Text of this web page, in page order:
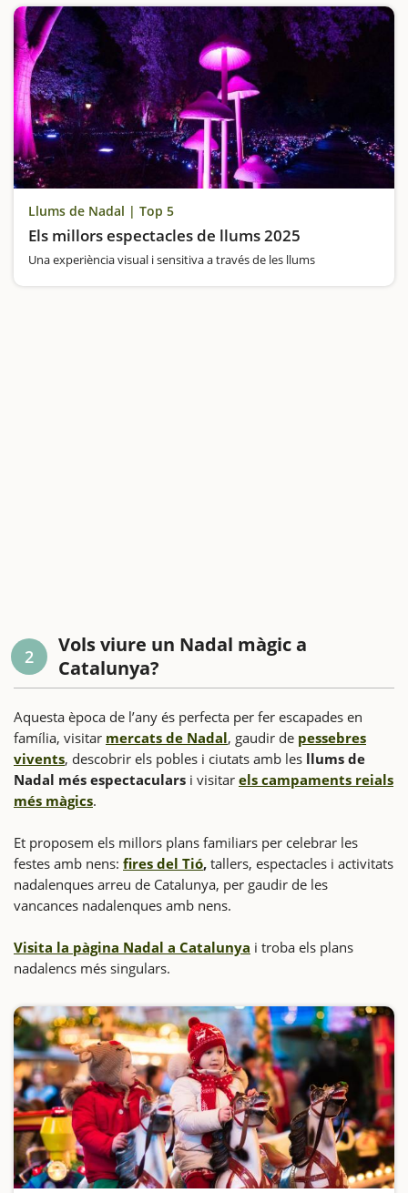
Llums de Nadal | Top 5
Els millors espectacles de llums 2025
Una experiència visual i sensitiva a través de les llums
2
Vols viure un Nadal màgic a
Catalunya?
Aquesta època de l’any és perfecta per fer escapades en
família, visitar mercats de Nadal, gaudir de pessebres
vivents, descobrir els pobles i ciutats amb les llums de
Nadal més espectaculars i visitar els campaments reials
més màgics.
Et proposem els millors plans familiars per celebrar les
festes amb nens: fires del Tió, tallers, espectacles i activitats
nadalenques arreu de Catalunya, per gaudir de les
vancances nadalenques amb nens.
Visita la pàgina Nadal a Catalunya i troba els plans
nadalencs més singulars.